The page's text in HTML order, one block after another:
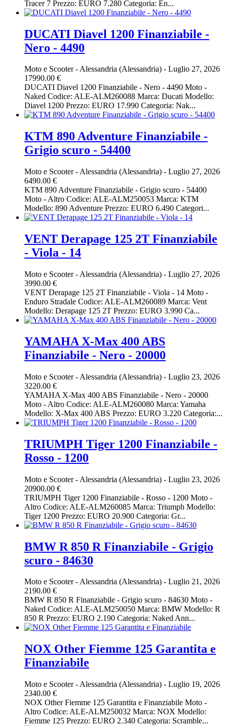
Tracer 7 Prezzo: EURO 7.280 Categoria: En...
DUCATI Diavel 1200 Finanziabile -
Nero - 4490
Moto e Scooter-Alessandria (Alessandria) - Luglio 27, 2026
17990.00 €
DUCATI Diavel 1200 Finanziabile - Nero - 4490 Moto -
Naked Codice: ALE-ALM260088 Marca: Ducati Modello:
Diavel 1200 Prezzo: EURO 17.990 Categoria: Nak...
KTM 890 Adventure Finanziabile -
Grigio scuro - 54400
Moto e Scooter- Alessandria (Alessandria) - Luglio 27, 2026
6490.00 €
KTM 890 Adventure Finanziabile - Grigio scuro - 54400
Moto - Altro Codice: ALE-ALM250053 Marca: KTM
Modello: 890 Adventure Prezzo: EURO 6.490 Categori...
VENT Derapage 125 2T Finanziabile
- Viola - 14
Moto e Scooter- Alessandria (Alessandria) - Luglio 27, 2026
3990.00 €
VENT Derapage 125 2T Finanziabile - Viola - 14 Moto -
Enduro Stradale Codice: ALE-ALM260089 Marca: Vent
Modello: Derapage 125 2T Prezzo: EURO 3.990 Ca...
YAMAHA X-Max 400 ABS
Finanziabile - Nero - 20000
Moto e Scooter- Alessandria (Alessandria) - Luglio 23, 2026
3220.00 €
YAMAHA X-Max 400 ABS Finanziabile - Nero - 20000
Moto - Altro Codice: ALE-ALM260080 Marca: Yamaha
Modello: X-Max 400 ABS Prezzo: EURO 3.220 Categoria:...
TRIUMPH Tiger 1200 Finanziabile -
Rosso - 1200
Moto e Scooter- Alessandria (Alessandria) - Luglio 23, 2026
20900.00 €
TRIUMPH Tiger 1200 Finanziabile - Rosso - 1200 Moto -
Altro Codice: ALE-ALM260085 Marca: Triumph Modello:
Tiger 1200 Prezzo: EURO 20.900 Categoria: Gr...
BMW R 850 R Finanziabile - Grigio
scuro - 84630
Moto e Scooter-Alessandria (Alessandria) - Luglio 21, 2026
2190.00 €
BMW R 850 R Finanziabile - Grigio scuro - 84630 Moto -
Naked Codice: ALE-ALM250050 Marca: BMW Modello: R
850 R Prezzo: EURO 2.190 Categoria: Naked Ann...
NOX Other Fiemme 125 Garantita e
Finanziabile
Moto e Scooter- Alessandria (Alessandria) - Luglio 19, 2026
2340.00 €
NOX Other Fiemme 125 Garantita e Finanziabile Moto -
Altro Codice: ALE-ALM250032 Marca: NOX Modello:
Fiemme 125 Prezzo: EURO 2.340 Categoria: Scramble...